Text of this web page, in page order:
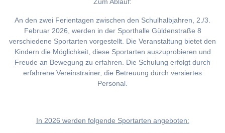
Zum Ablauf:
An den zwei Ferientagen zwischen den Schulhalbjahren, 2./3.
Februar 2026, werden in der Sporthalle Güldenstraße 8
verschiedene Sportarten vorgestellt. Die Veranstaltung bietet den
Kindern die Möglichkeit, diese Sportarten auszuprobieren und
Freude an Bewegung zu erfahren. Die Schulung erfolgt durch
erfahrene Vereinstrainer, die Betreuung durch versiertes
Personal.
In 2026 werden folgende Sportarten angeboten: